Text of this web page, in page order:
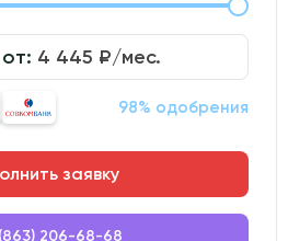
4 445 ₽/мес.
98% одобрения
заявку
206-68-68